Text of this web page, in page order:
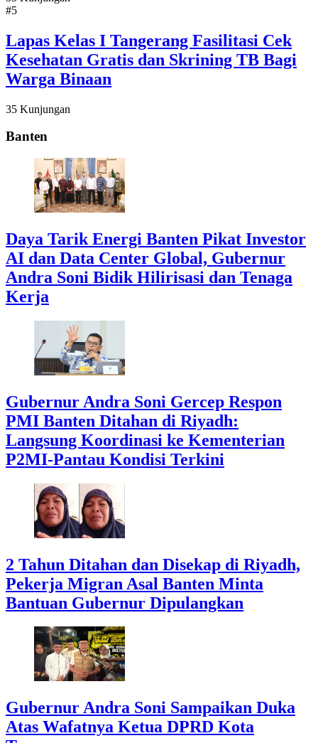
#5
Lapas Kelas I Tangerang Fasilitasi Cek
Kesehatan Gratis dan Skrining TB Bagi
Warga Binaan
35 Kunjungan
Banten
Daya Tarik Energi Banten Pikat Investor
AI dan Data Center Global, Gubernur
Andra Soni Bidik Hilirisasi dan Tenaga
Kerja
Gubernur Andra Soni Gercep Respon
PMI Banten Ditahan di Riyadh:
Langsung Koordinasi ke Kementerian
P2MI-Pantau Kondisi Terkini
2 Tahun Ditahan dan Disekap di Riyadh,
Pekerja Migran Asal Banten Minta
Bantuan Gubernur Dipulangkan
Gubernur Andra Soni Sampaikan Duka
Atas Wafatnya Ketua DPRD Kota